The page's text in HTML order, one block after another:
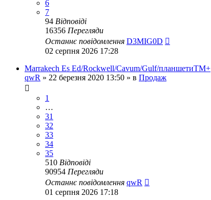
6
7
94 Відповіді
16356 Перегляди
Останнє повідомлення D3MIG0D
02 серпня 2026 17:28
Marrakech Es Ed/Rockwell/Сavum/Gulf/планшетиТМ+
qwR » 22 березня 2020 13:50 » в Продаж
1
…
31
32
33
34
35
510 Відповіді
90954 Перегляди
Останнє повідомлення qwR
01 серпня 2026 17:18